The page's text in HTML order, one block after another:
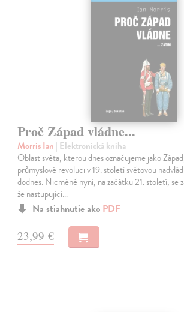
Proč Západ vládne...
Morris Ian | Elektronická kniha
Oblast světa, kterou dnes označujeme jako
průmyslové revoluci v 19. století světovou
dodnes. Nicméně nyní, na začátku 21. století, se
že nastupující…
Na stiahnutie ako PDF
23,99 €